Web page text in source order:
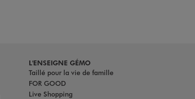
L'ENSEIGNE GÉMO
Taillé pour la vie de famille
FOR GOOD
Live Shopping